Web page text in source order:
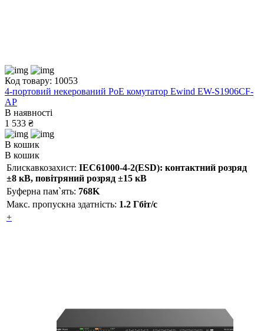
Код товару: 10053
4-портовий некерований PoE комутатор Ewind EW-S1906CF-
AP
В наявності
1 533 ₴
В кошик
В кошик
Блискавкозахист: IEC61000-4-2(ESD): контактний розряд
±8 кВ, повітряний розряд ±15 кВ
Буферна пам`ять: 768K
Макс. пропускна здатність: 1.2 Гбіт/с
+